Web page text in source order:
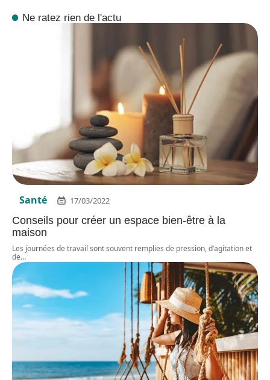
Ne ratez rien de l'actu
Santé 17/03/2022
Conseils pour créer un espace bien-être à la
maison
Les journées de travail sont souvent remplies de pression, d’agitation et
de…